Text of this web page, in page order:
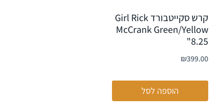
קרש סקייטבורד Girl Rick
McCrank Green/Yellow
8.25"
₪399.00
הוספה לסל